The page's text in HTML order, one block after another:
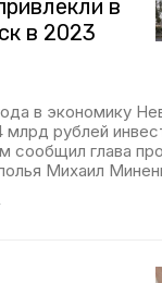
в
в 2023
в экономику
млрд рублей
сообщил глава
Михаил